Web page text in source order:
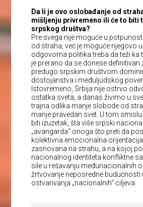
Da li je ovo oslobađanje od
mišljenju privremeno ili će to biti
srpskog društva?
Pre svega nije moguće u
od straha, već je moguće njegovo
odgovorna politika treba da teži ka
je prerano da se donese definitivan
predugo srpskim društvom
dostojanstva i međuljudskog
Istovremeno, Srbija nije ostrvo
ostatka sveta, a danas živimo u
trajna odlika manje slobode od
manje pravedan svet. U tom
biti izuzetak, šta više srpski
„avangarda“ onoga što preti da
kolektivna emocionalna
zasnovana na strahu, a na kojoj
nacionalnog identiteta konfliktne
sile u rešavanju međunacionalnih
žrtvovanje neposredne budućnosti
ostvarivanja „nacionalnih“ ciljeva.